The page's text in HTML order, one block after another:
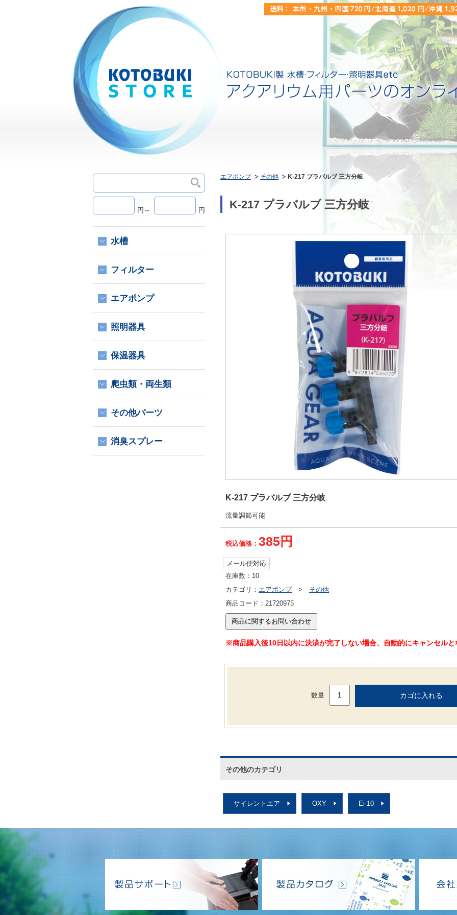
エアポンプ その他 K-217 プラバルブ 三方分岐
K-217 プラバルブ 三方分岐
K-217 プラバルブ 三方分岐
流量調節可能
税込価格： 385円
メール便対応
在庫数： 10
カテゴリ： エアポンプ> その他
商品コード： 21720975
※商品購入後10日以内に決済が完了しない場合、自動的にキャンセルと
数量
その他のカテゴリ
サイレントエア OXY Ei-10
円～ 円
水槽
フィルター
エアポンプ
照明器具
保温器具
爬虫類・両生類
その他パーツ
消臭スプレー